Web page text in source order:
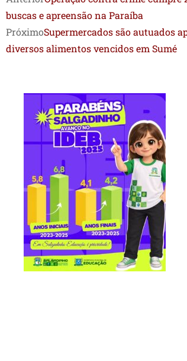
buscas e apreensão na Paraíba
PróximoSupermercados são autuados
diversos alimentos vencidos em Sumé